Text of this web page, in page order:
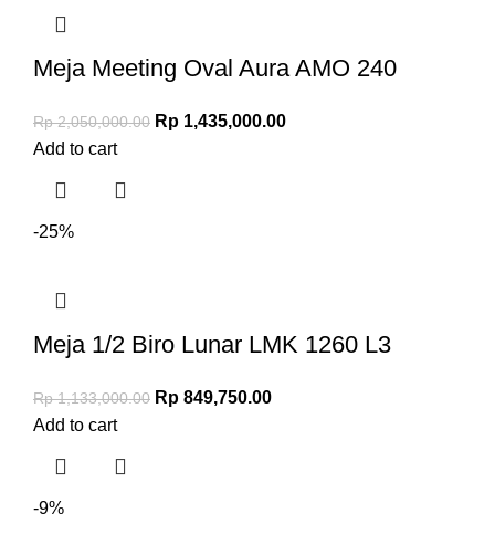
Meja Meeting Oval Aura AMO 240
Rp2,050,000.00 Rp 1,435,000.00
Add to cart
-25%
Meja 1/2 Biro Lunar LMK 1260 L3
Rp1,133,000.00 Rp 849,750.00
Add to cart
-9%